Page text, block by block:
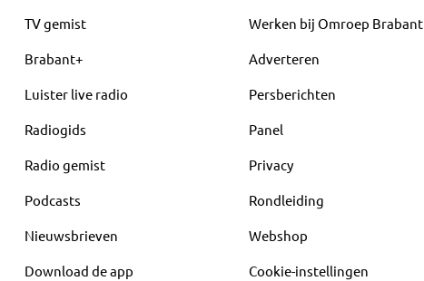
TV gemist
Brabant+
Luister live radio
Radiogids
Radio gemist
Podcasts
Nieuwsbrieven
Download de app
Werken bij Omroep Brabant
Adverteren
Persberichten
Panel
Privacy
Rondleiding
Webshop
Cookie-instellingen